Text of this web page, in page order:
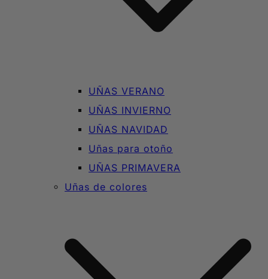
UÑAS VERANO
UÑAS INVIERNO
UÑAS NAVIDAD
Uñas para otoño
UÑAS PRIMAVERA
Uñas de colores